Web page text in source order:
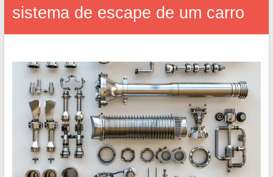
sistema de escape de um carro